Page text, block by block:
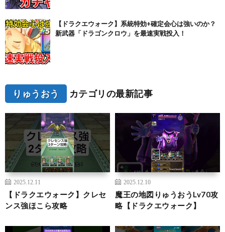
【ドラクエウォーク】系統特効+確定会心は強いのか？
新武器「ドラゴンクロウ」を最速実戦投入！
りゅうおう カテゴリの最新記事
2025.12.11
【ドラクエウォーク】クレセ
ンス強ほこら攻略
2025.12.10
魔王の地図りゅうおうLv70攻
略【ドラクエウォーク】